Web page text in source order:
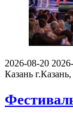
2026-08-20
Казань